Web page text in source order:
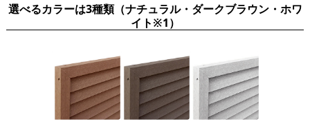
選べるカラーは3種類（ナチュラル・ダークブラウン・ホワ
イト※1）